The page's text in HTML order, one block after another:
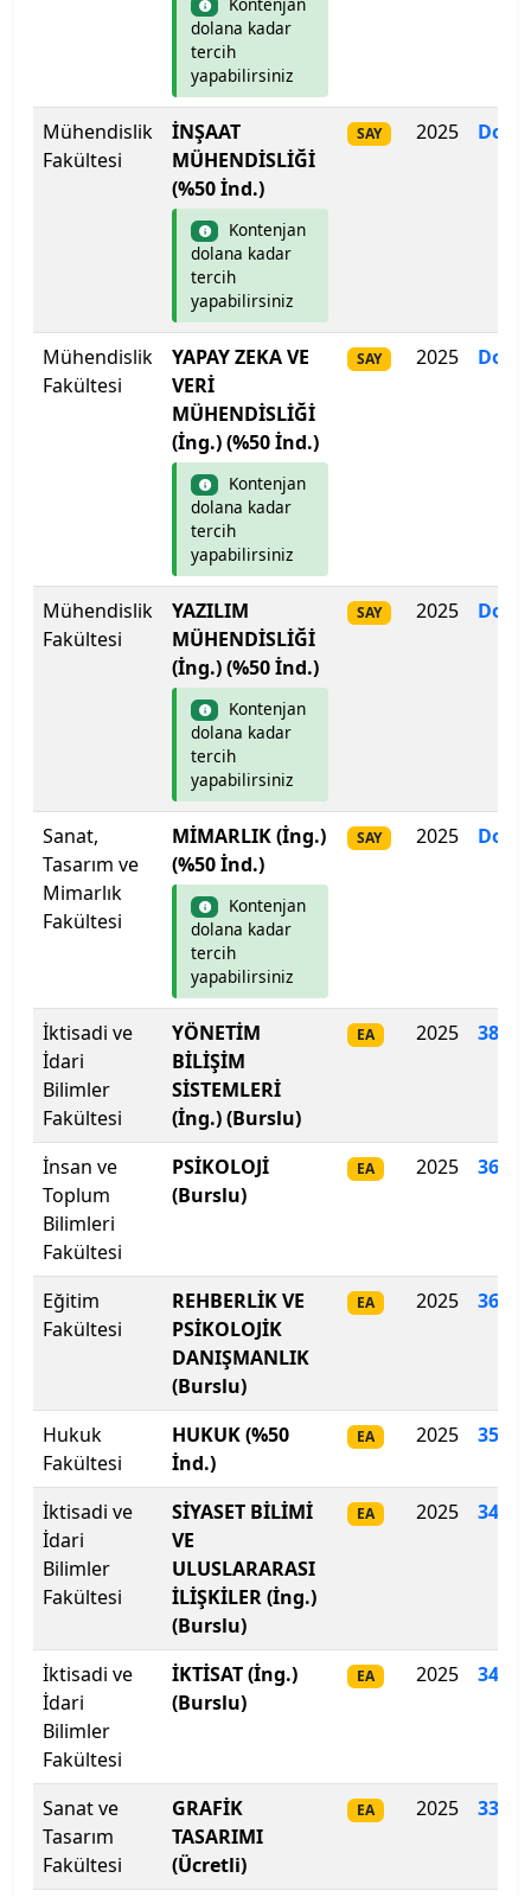
Ege Üniversitesi
Erciyes Üniversitesi
Erzincan Binali Yıldırım Üniversitesi
Erzurum Teknik Üniversitesi
Eskişehir Osmangazi Üniversitesi
Eskişehir Teknik Üniversitesi
Fatih Sultan Mehmet Vakıf Üniversitesi
Fenerbahçe Üniversitesi
Fırat Üniversitesi
Galatasaray Üniversitesi
Gazi Üniversitesi
Gaziantep İslam Bilim ve Teknoloji Üniversitesi
Gaziantep Üniversitesi
Gebze Teknik Üniversitesi
Giresun Üniversitesi
Girne Amerikan Üniversitesi
Girne Üniversitesi
Gümüşhane Üniversitesi
Hacettepe Üniversitesi
Hakkari Üniversitesi
Haliç Üniversitesi
Harran Üniversitesi
Hasan Kalyoncu Üniversitesi
Hatay Mustafa Kemal Üniversitesi
Hitit Üniversitesi
Hoca Ahmet Yesevi Uluslararası Türk-Kazak
Üniversitesi
Iğdır Üniversitesi
Isparta Uygulamalı Bilimler Üniversitesi
Işık Üniversitesi
İbn Haldun Üniversitesi
İhsan Doğramacı Bilkent Üniversitesi
İnönü Üniversitesi
dolana kadar
tercih
yapabilirsiniz
Mühendislik
Fakültesi
İNŞAAT
MÜHENDİSLİĞİ
(%50 İnd.)
Kontenjan
dolana kadar
tercih
yapabilirsiniz
SAY 2025
Mühendislik
Fakültesi
YAPAY ZEKA VE
VERİ
MÜHENDİSLİĞİ
(İng.) (%50 İnd.)
Kontenjan
dolana kadar
tercih
yapabilirsiniz
SAY 2025
Mühendislik
Fakültesi
YAZILIM
MÜHENDİSLİĞİ
(İng.) (%50 İnd.)
Kontenjan
dolana kadar
tercih
yapabilirsiniz
SAY 2025
Sanat,
Tasarım ve
Mimarlık
Fakültesi
MİMARLIK (İng.)
(%50 İnd.)
Kontenjan
dolana kadar
tercih
yapabilirsiniz
SAY 2025
İktisadi ve
İdari
Bilimler
Fakültesi
YÖNETİM
BİLİŞİM
SİSTEMLERİ
(İng.) (Burslu)
EA 2025 386
İnsan ve
Toplum
Bilimleri
Fakültesi
PSİKOLOJİ
(Burslu)
EA 2025
Eğitim
Fakültesi
REHBERLİK VE
PSİKOLOJİK
DANIŞMANLIK
(Burslu)
EA 2025 360
Hukuk
Fakültesi
HUKUK (%50
İnd.)
EA 2025
İktisadi ve
İdari
Bilimler
Fakültesi
SİYASET BİLİMİ
VE
ULUSLARARASI
İLİŞKİLER (İng.)
(Burslu)
EA 2025
İktisadi ve
İdari
Bilimler
Fakültesi
İKTİSAT (İng.)
(Burslu)
EA 2025
Sanat ve
Tasarım
Fakültesi
GRAFİK
TASARIMI
(Ücretli)
EA 2025